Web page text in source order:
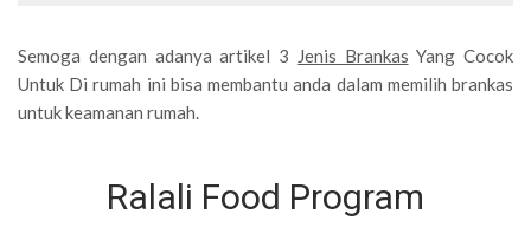
Semoga dengan adanya artikel 3 Jenis Brankas Yang Cocok
Untuk Di rumah ini bisa membantu anda dalam memilih brankas
untuk keamanan rumah.
Ralali Food Program